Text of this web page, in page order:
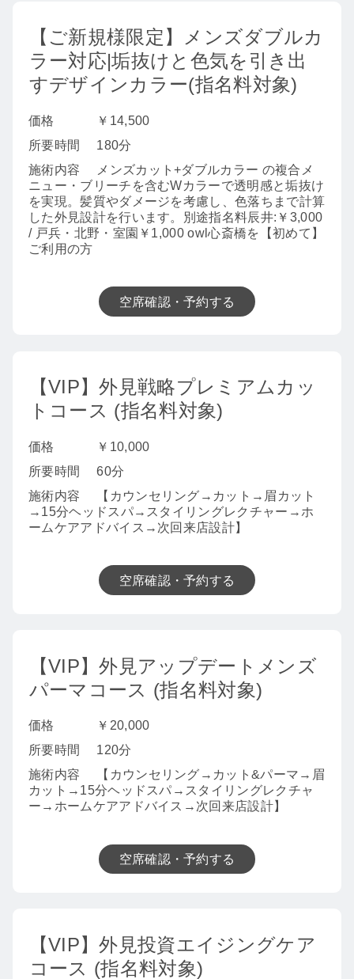
【ご新規様限定】メンズダブルカ
ラー対応|垢抜けと色気を引き出
すデザインカラー(指名料対象)
価格
￥14,500
所要時間
180分
施術内容
メンズカット+ダブルカラー の複合メ
ニュー・ブリーチを含むWカラーで透明感と垢抜け
を実現。髪質やダメージを考慮し、色落ちまで計算
した外見設計を行います。別途指名料辰井:￥3,000
/ 戸兵・北野・室園￥1,000 owl心斎橋を【初めて】
ご利用の方
空席確認・予約する
【VIP】外見戦略プレミアムカッ
トコース (指名料対象)
価格
￥10,000
所要時間
60分
施術内容
【カウンセリング→カット→眉カット
→15分ヘッドスパ→スタイリングレクチャー→ホ
ームケアアドバイス→次回来店設計】
空席確認・予約する
【VIP】外見アップデートメンズ
パーマコース (指名料対象)
価格
￥20,000
所要時間
120分
施術内容
【カウンセリング→カット&パーマ→眉
カット→15分ヘッドスパ→スタイリングレクチャ
ー→ホームケアアドバイス→次回来店設計】
空席確認・予約する
【VIP】外見投資エイジングケア
コース (指名料対象)